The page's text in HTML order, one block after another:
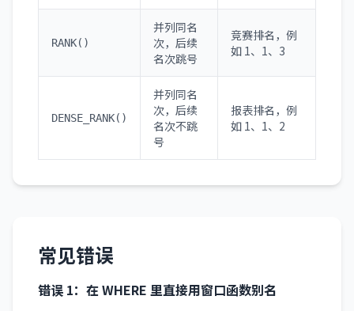
RANK()
并列同名
次，后续
名次跳号
竞赛排名，例
如 1、1、3
DENSE_RANK()
并列同名
次，后续
名次不跳
号
报表排名，例
如 1、1、2
常见错误
错误 1：在 WHERE 里直接用窗口函数别名